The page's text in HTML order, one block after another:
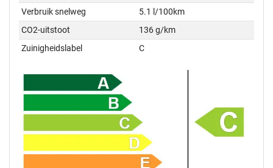
Verbruik snelweg
5.1 l/100km
CO2-uitstoot
136 g/km
Zuinigheidslabel
C